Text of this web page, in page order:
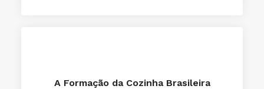
A Formação da Cozinha Brasileira